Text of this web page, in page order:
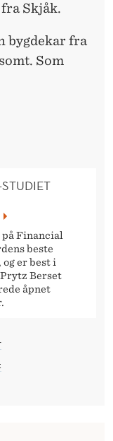
Skjåk.
bygdekar fra
Som
Financial
beste
er best i
Berset
åpnet